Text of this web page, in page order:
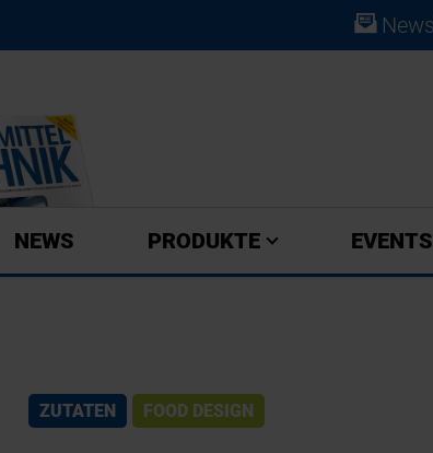
NEWS PRODUKTE EVENTS
ZUTATEN FOOD DESIGN